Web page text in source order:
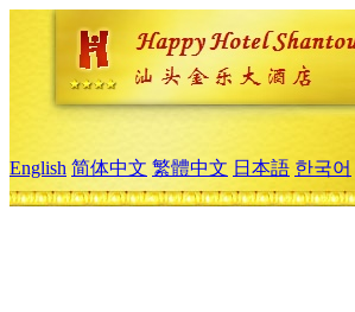
English 简体中文 繁體中文 日本語 한국어